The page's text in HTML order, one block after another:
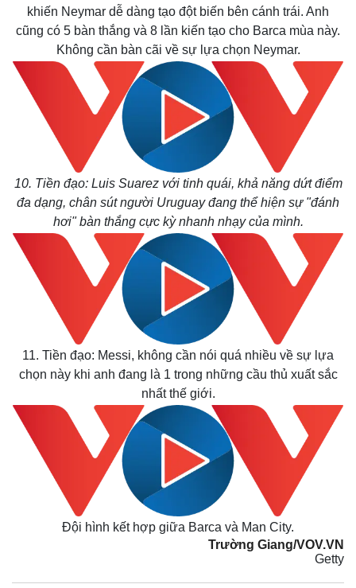
Bất động sản
Khởi nghiệp
Thị trường
Giá vàng
Tiêu dùng
Chứng khoán
Giá cà phê
khiến Neymar dễ dàng tạo đột biến bên cánh trái. Anh
cũng có 5 bàn thắng và 8 lần kiến tạo cho Barca mùa này.
Không cần bàn cãi về sự lựa chọn Neymar.
10. Tiền đạo: Luis Suarez với tinh quái, khả năng dứt điểm
đa dạng, chân sút người Uruguay đang thể hiện sự "đánh
hơi" bàn thắng cực kỳ nhanh nhạy của mình.
11. Tiền đạo: Messi, không cần nói quá nhiều về sự lựa
chọn này khi anh đang là 1 trong những cầu thủ xuất sắc
nhất thế giới.
Đội hình kết hợp giữa Barca và Man City.
Trường Giang/VOV.VN
Getty